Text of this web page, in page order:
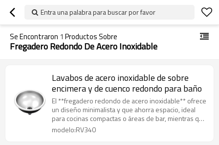
Entra una palabra para buscar por favor
Se Encontraron 1 Productos Sobre
Fregadero Redondo De Acero Inoxidable
Lavabos de acero inoxidable de sobre
encimera y de cuenco redondo para baño
El **fregadero redondo de acero inoxidable** ofrece
un diseño minimalista y que ahorra espacio, ideal
para cocinas compactas o áreas de bar, mientras que
los **fregaderos de montaje superior de acero
modelo:RV340